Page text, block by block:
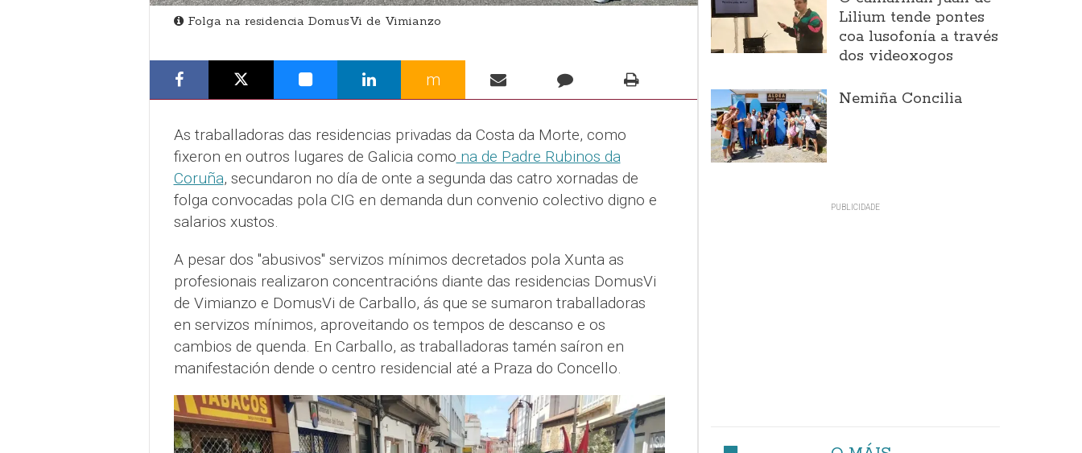
Folga na residencia DomusVi de Vimianzo
m
As traballadoras das residencias privadas da Costa da Morte, como
fixeron en outros lugares de Galicia como na de Padre Rubinos da
Coruña, secundaron no día de onte a segunda das catro xornadas de
folga convocadas pola CIG en demanda dun convenio colectivo digno e
salarios xustos.
A pesar dos "abusivos" servizos mínimos decretados pola Xunta as
profesionais realizaron concentracións diante das residencias DomusVi
de Vimianzo e DomusVi de Carballo, ás que se sumaron traballadoras
en servizos mínimos, aproveitando os tempos de descanso e os
cambios de quenda. En Carballo, as traballadoras tamén saíron en
manifestación dende o centro residencial até a Praza do Concello.
Lilium tende pontes
coa lusofonía a través
dos videoxogos
Nemiña Concilia